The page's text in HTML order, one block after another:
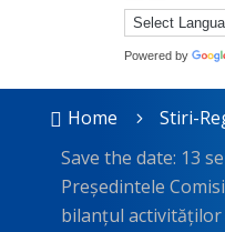
Powered by
 Home 5 Stiri-
Save the date: 13
Președintele
bilanțul